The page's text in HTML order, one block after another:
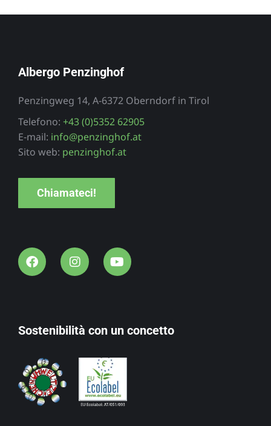
Albergo Penzinghof
Penzingweg 14, A-6372 Oberndorf in Tirol
Telefono: +43 (0)5352 62905
E-mail: info@penzinghof.at
Sito web: penzinghof.at
Chiamateci!
Sostenibilità con un concetto